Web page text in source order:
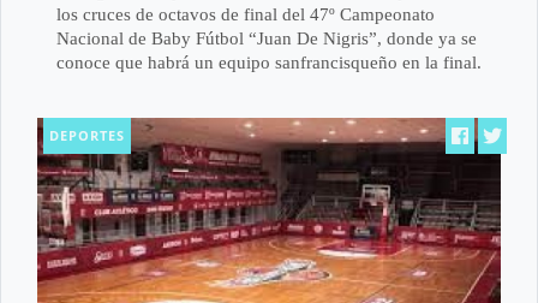
los cruces de octavos de final del 47º Campeonato
Nacional de Baby Fútbol “Juan De Nigris”, donde ya se
conoce que habrá un equipo sanfrancisqueño en la final.
DEPORTES